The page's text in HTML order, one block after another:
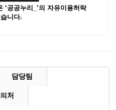
‘공공누리_’의 자유이용허락
니다.
담당팀
처